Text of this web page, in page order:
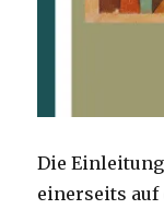
Die
einerseits auf